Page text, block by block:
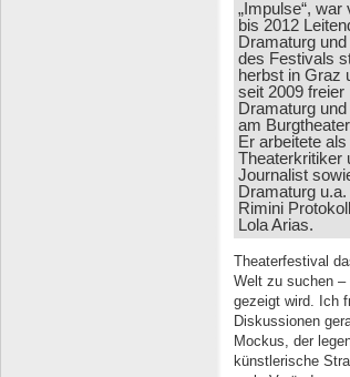
„Impulse“, war
bis 2012
Dramaturg
des Festivals
herbst in Graz
seit 2009 freier
Dramaturg
am
Er arbeitete als
Theaterkritiker
Journalist
Dramaturg
Rimini
Lola Arias.
Theaterfestival
Welt zu suchen –
gezeigt wird. Ich
Diskussionen
Mockus, der
künstlerische